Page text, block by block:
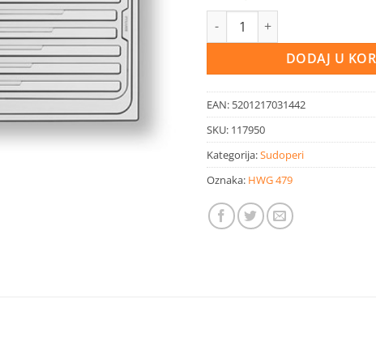
PIRAMIS sudoper Amaltia
DODAJ U
EAN: 5201217031442
SKU: 117950
Kategorija:Sudoperi
Oznaka: HWG 479